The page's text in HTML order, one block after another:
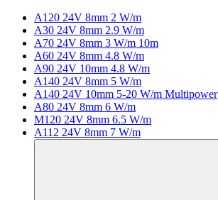
A120 24V 8mm 2 W/m
A30 24V 8mm 2.9 W/m
A70 24V 8mm 3 W/m 10m
A60 24V 8mm 4.8 W/m
A90 24V 10mm 4.8 W/m
A140 24V 8mm 5 W/m
A140 24V 10mm 5-20 W/m Multipower
A80 24V 8mm 6 W/m
M120 24V 8mm 6.5 W/m
A112 24V 8mm 7 W/m